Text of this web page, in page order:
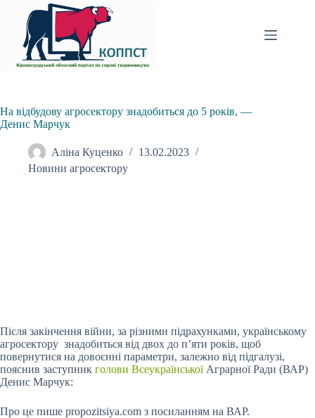
вмісту
На відбудову агросектору знадобиться до 5 років, —
Денис Марчук
Аліна Куценко
13.02.2023
Новини агросектору
Після закінчення війни, за різними підрахунками, українському
агросектору знадобиться від двох до п’яти років, щоб
повернутися на довоєнні параметри, залежно від підгалузі,
пояснив заступник голови ВсеукраїнськоїАграрної Ради (ВАР)
Денис Марчук:
Про це пише propozitsiya.com з посиланням на ВАР.